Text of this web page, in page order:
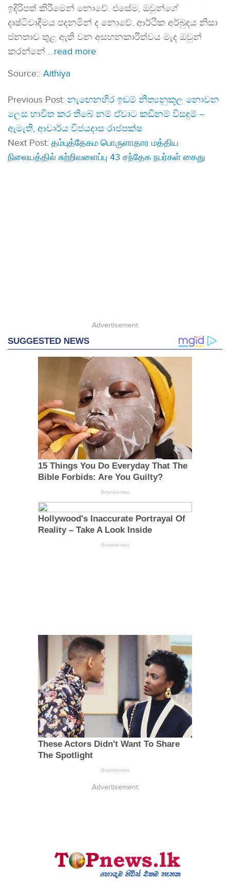
ඉදිරිපත් කිරීමෙන් නොවේ. එසේම, ඔවුන්ගේ
දෘෂ්ටිවාදීමය පදනමින් ද නොවේ. ආර්ථික අර්බුදය නිසා
ජනතාව තුළ ඇති වන අසහනකාරීත්වය මැද ඔවුන්
කරන්නේ …read more
Source:: Aithiya
Previous Post: නැඟෙනහිර ඉඩම් නීත්‍යනුකූල නොවන
ලෙස භාවිත කර තිබේ නම් ඒවාට කඩිනම් විසඳුම් –
ඇමැති, ආචාර්ය විජයදාස රාජපක්ෂ
Next Post: தம்புத்தேகம பொருளாதார மத்திய
நிலையத்தில் சுற்றிவளைப்பு 43 சந்தேக நபர்கள் கைது
Advertisement
Advertisement